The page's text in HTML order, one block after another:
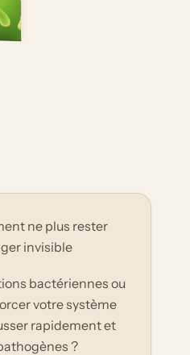
ne plus rester
invisible
bactériennes ou
votre système
rapidement et
?